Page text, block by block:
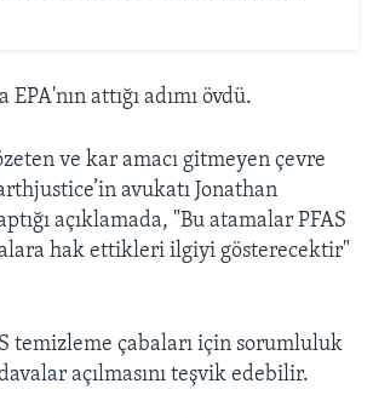
attığı adımı övdü.
ve kar amacı gitmeyen çevre
avukatı Jonathan
açıklamada, "Bu atamalar PFAS
hak ettikleri ilgiyi gösterecektir"
temizleme çabaları için sorumluluk
açılmasını teşvik edebilir.